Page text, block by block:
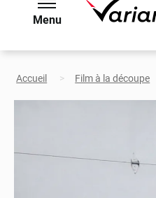
Menu
Accueil Film à la découpe